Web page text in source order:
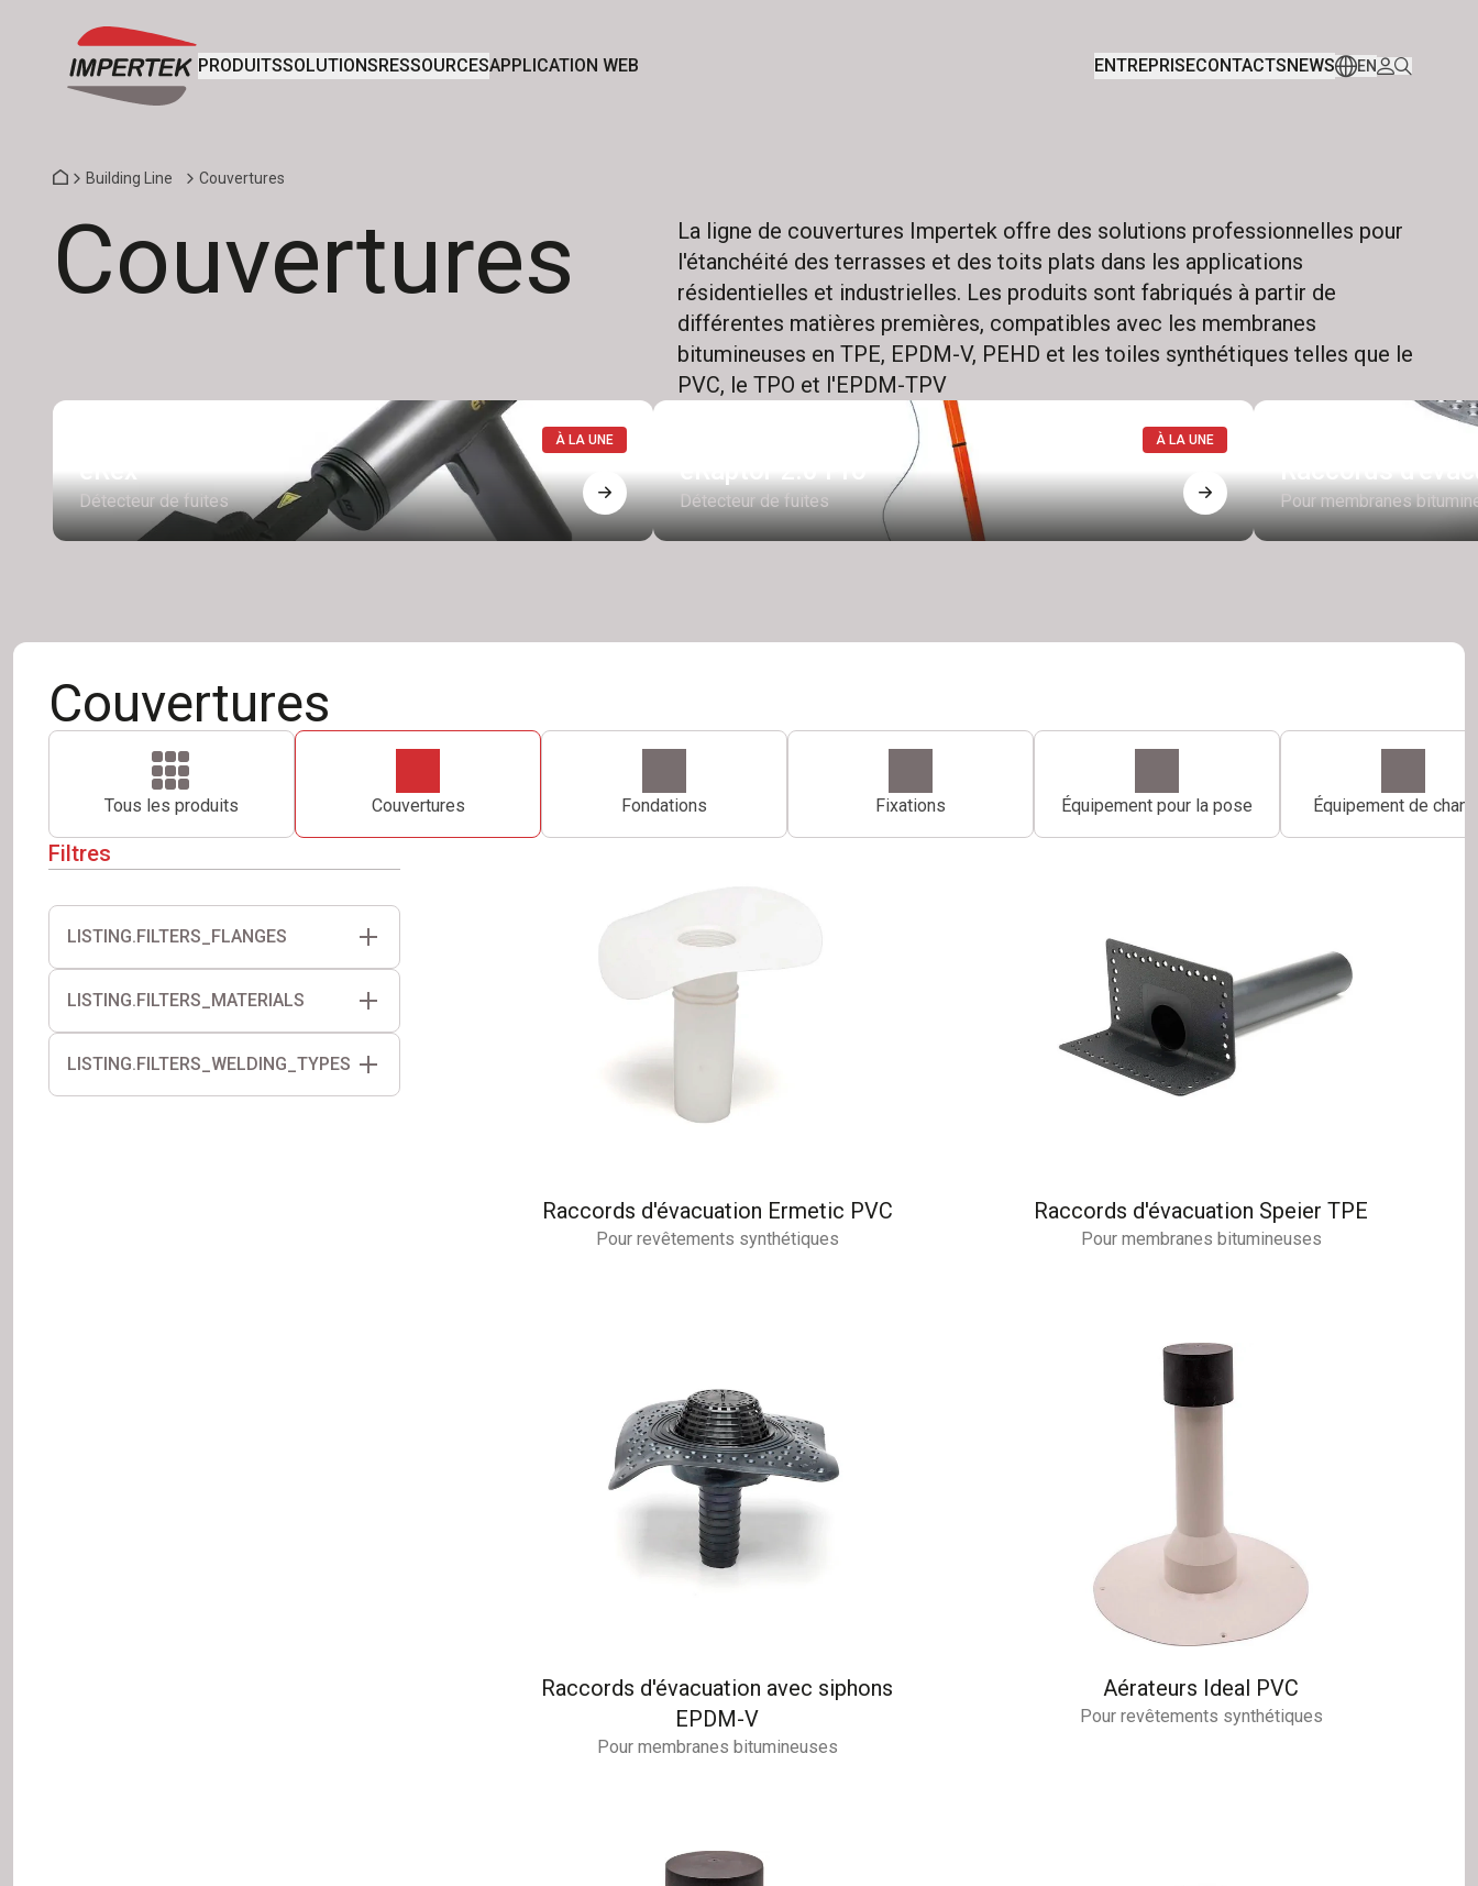
PRODUITSSOLUTIONSRESSOURCESAPPLICATION WEB ENTREPRISECONTACTSNEWS EN
Building Line Couvertures
Couvertures
La ligne de couvertures Impertek offre des solutions professionnelles pour
l'étanchéité des terrasses et des toits plats dans les applications
résidentielles et industrielles. Les produits sont fabriqués à partir de
différentes matières premières, compatibles avec les membranes
bitumineuses en TPE, EPDM-V, PEHD et les toiles synthétiques telles que le
PVC, le TPO et l'EPDM-TPV
À LA UNE
Détecteur de fuites
À LA UNE
Détecteur de fuites Pour membranes
Couvertures
Tous les produits Couvertures Fondations Fixations Équipement pour la pose Équipement de
Filtres
LISTING.FILTERS_FLANGES
Bride cannelée
LISTING.FILTERS_MATERIALS
EPDM-V
LISTING.FILTERS_WELDING_TYPES
Raccords d'évacuation Ermetic PVC
Pour revêtements synthétiques
Raccords d'évacuation Speier TPE
Pour membranes bitumineuses
Raccords d'évacuation avec siphons
EPDM-V
Pour membranes bitumineuses
Aérateurs Ideal PVC
Pour revêtements synthétiques